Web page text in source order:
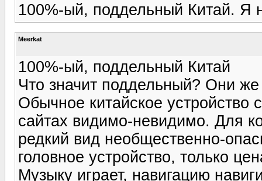
100%-ый, поддельный Китай. Я
Meerkat
100%-ый, поддельный Китай
Что значит поддельный? Они
Обычное китайское устройство
сайтах видимо-невидимо. Для
редкий вид необщественно-
головное устройство, только
Музыку играет, навигацию